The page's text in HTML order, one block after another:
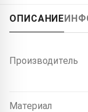
ОПИСАНИЕ
Производитель
Материал